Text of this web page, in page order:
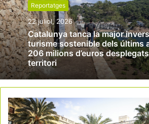
Reportatges
22 juliol, 2026
Catalunya tanca la major
turisme sostenible dels últims
206 milions d’euros
territori